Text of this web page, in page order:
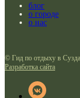
блог
о городе
о нас
© Гид по отдыху в
Разработка сайта